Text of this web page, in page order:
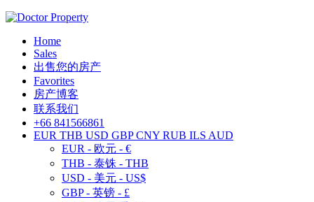
Home
Sales
出售您的房产
Favorites
房产博客
联系我们
+66 841566861
EUR THB USD GBP CNY RUB ILS AUD
EUR - 欧元 - €
THB - 泰铢 - THB
USD - 美元 - US$
GBP - 英镑 - £